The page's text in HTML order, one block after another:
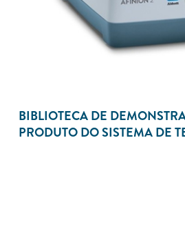
BIBLIOTECA DE
PRODUTO DO SISTEMA DE